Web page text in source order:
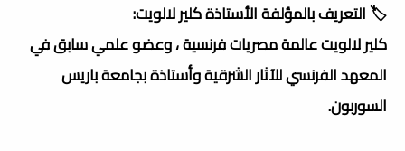
🏷️ التعريف بالمؤلفة الأستاذة كلير لالويت:
كلير لالويت عالمة مصريات فرنسية ، وعضو علمي سابق في
المعهد الفرنسي للآثار الشرقية وأستاذة بجامعة باريس
السوربون.